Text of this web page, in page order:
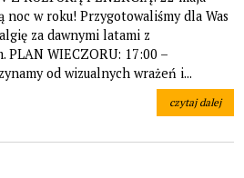
noc w roku! Przygotowaliśmy dla Was
za dawnymi latami z
PLAN WIECZORU: 17:00 –
od wizualnych wrażeń i...
czytaj dalej
na temat: